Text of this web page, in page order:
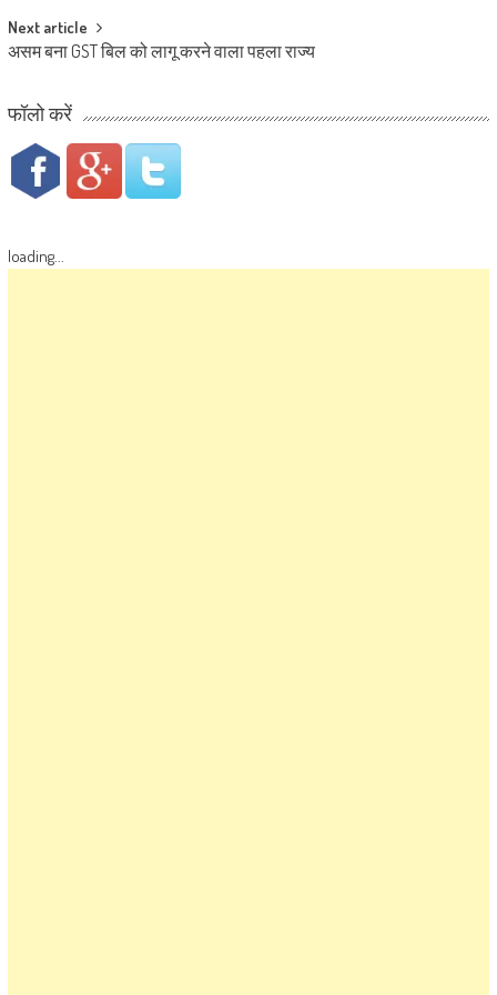
Next article
असम बना GST बिल को लागू करने वाला पहला राज्य
फॉलो करें
loading...